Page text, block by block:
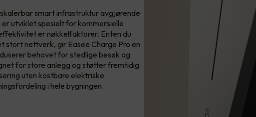
smart infrastruktur avgjørende
utviklet spesielt for kommersielle
er nøkkelfaktorer. Enten du
stort nettverk, gir Easee Charge Pro en
behovet for stedlige besøk og
for store anlegg og støtter fremtidig
uten kostbare elektriske
i hele bygningen.